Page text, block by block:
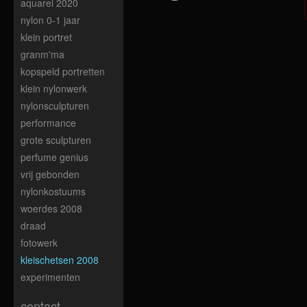
aquarel 2020
nylon 0-1 jaar
klein portret
granm'ma
kopspeld portretten
klein nylonwerk
nylonsculpturen
performance
grote sculpturen
perfume genius
vrij gebonden
nylonkostuums
woerdes 2008
draad
fotowerk
kleischetsen 2008
experimenten